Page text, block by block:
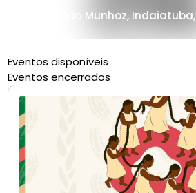
Rua João Munhoz, Indaiatuba,
Eventos disponíveis
Eventos encerrados